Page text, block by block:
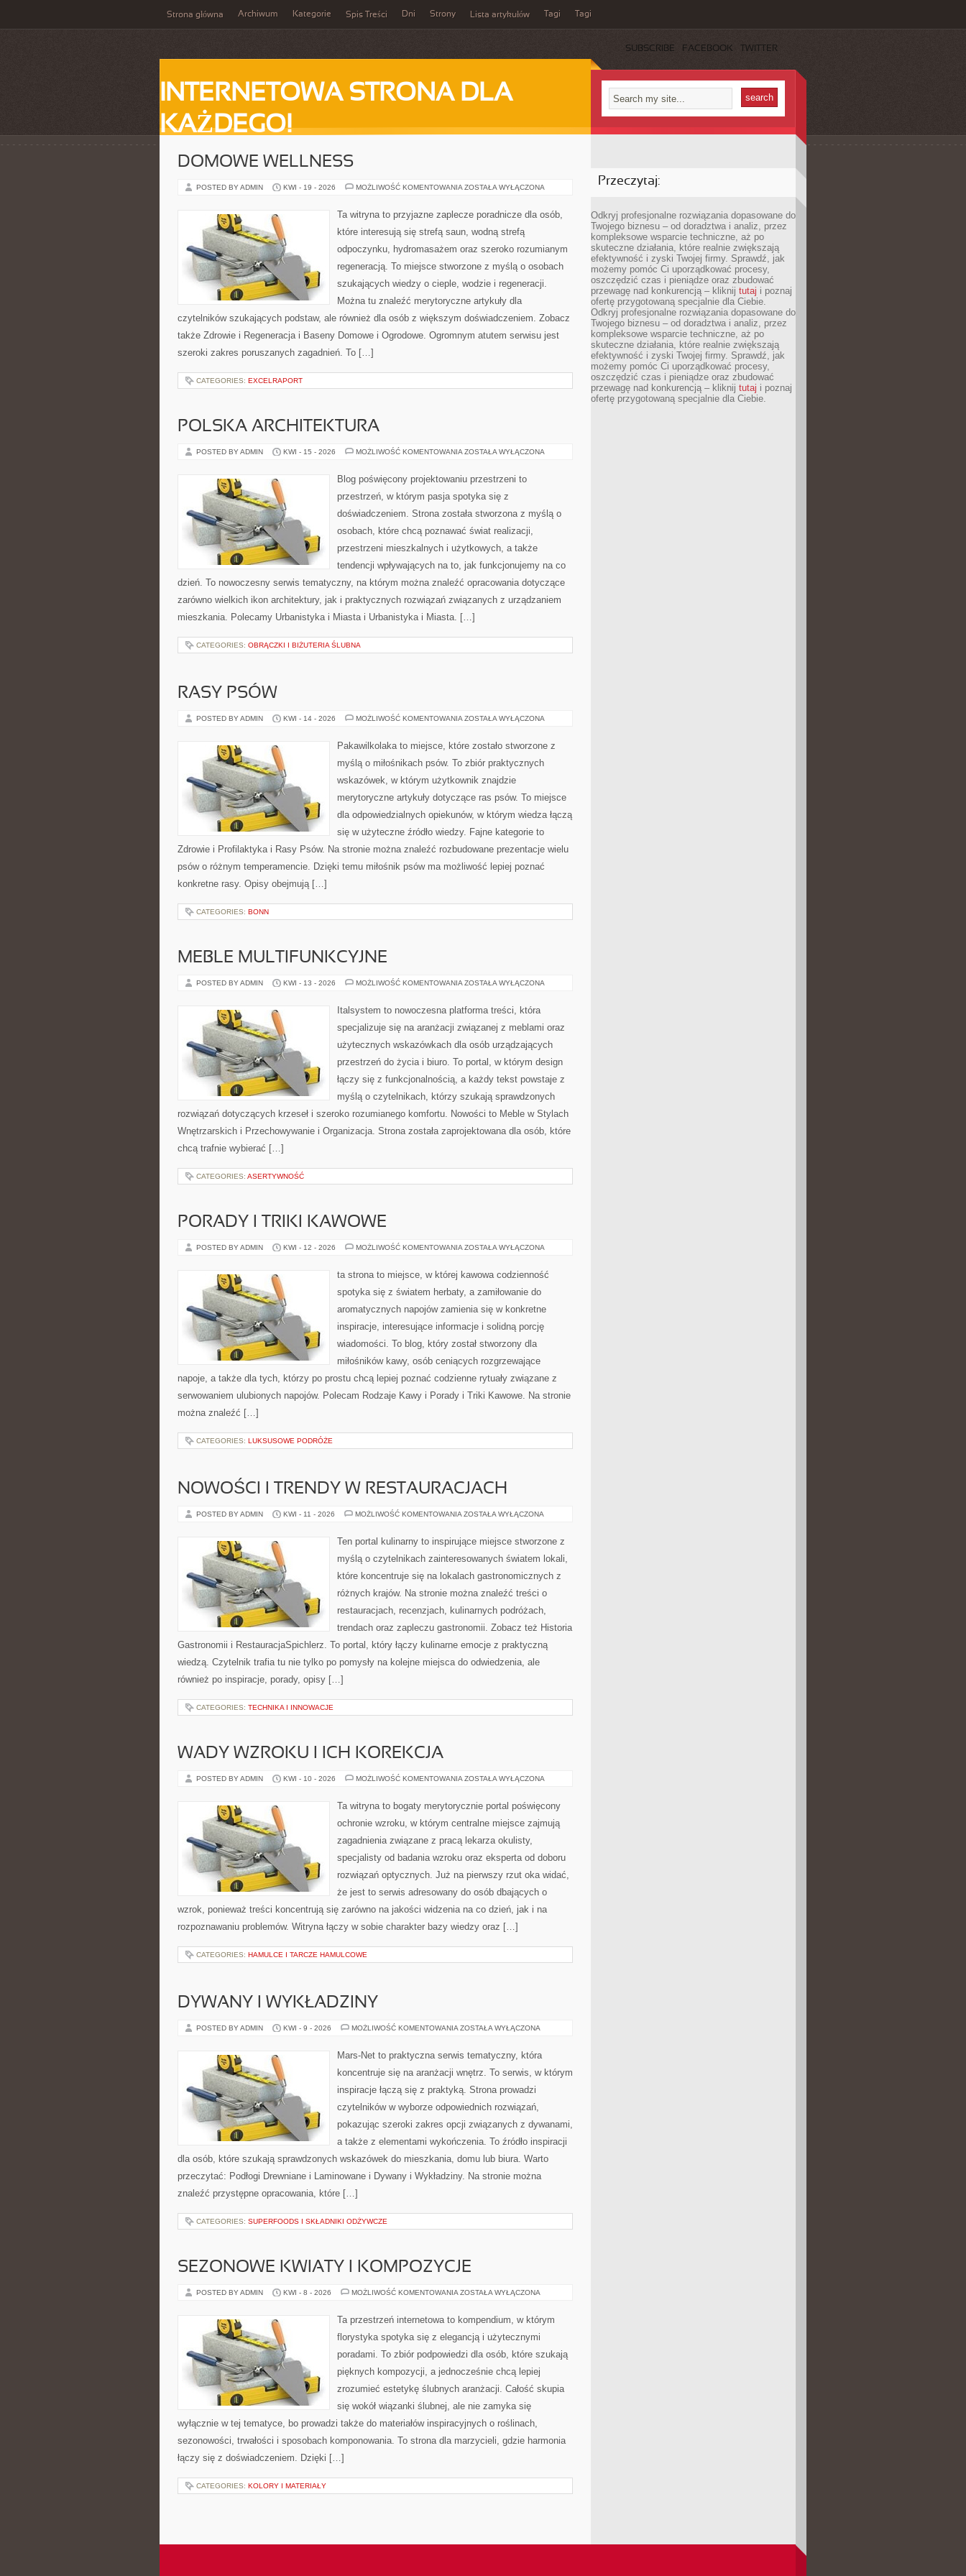
Strona główna Archiwum Kategorie Spis Treści Dni Strony Lista artykułów Tagi Tagi
SUBSCRIBE FACEBOOK TWITTER
INTERNETOWA STRONA DLA
KAŻDEGO!
DOMOWE WELLNESS
POSTED BY ADMIN KWI - 19 - 2026 MOŻLIWOŚĆ KOMENTOWANIA DOMOWE
ZOSTAŁA WYŁĄCZONA
Ta witryna to przyjazne zaplecze poradnicze dla osób,
które interesują się strefą saun, wodną strefą
odpoczynku, hydromasażem oraz szeroko rozumianym
regeneracją. To miejsce stworzone z myślą o osobach
szukających wiedzy o cieple, wodzie i regeneracji.
Można tu znaleźć merytoryczne artykuły dla
czytelników szukających podstaw, ale również dla osób z większym doświadczeniem. Zobacz
także Zdrowie i Regeneracja i Baseny Domowe i Ogrodowe. Ogromnym atutem serwisu jest
szeroki zakres poruszanych zagadnień. To […]
CATEGORIES: EXCELRAPORT
POLSKA ARCHITEKTURA
POSTED BY ADMIN KWI - 15 - 2026 MOŻLIWOŚĆ KOMENTOWANIA POLSKA
ZOSTAŁA WYŁĄCZONA
Blog poświęcony projektowaniu przestrzeni to
przestrzeń, w którym pasja spotyka się z
doświadczeniem. Strona została stworzona z myślą o
osobach, które chcą poznawać świat realizacji,
przestrzeni mieszkalnych i użytkowych, a także
tendencji wpływających na to, jak funkcjonujemy na co
dzień. To nowoczesny serwis tematyczny, na którym można znaleźć opracowania dotyczące
zarówno wielkich ikon architektury, jak i praktycznych rozwiązań związanych z urządzaniem
mieszkania. Polecamy Urbanistyka i Miasta i Urbanistyka i Miasta. […]
CATEGORIES: OBRĄCZKI I BIŻUTERIA ŚLUBNA
RASY PSÓW
POSTED BY ADMIN KWI - 14 - 2026 MOŻLIWOŚĆ KOMENTOWANIA RASY
ZOSTAŁA WYŁĄCZONA
Pakawilkolaka to miejsce, które zostało stworzone z
myślą o miłośnikach psów. To zbiór praktycznych
wskazówek, w którym użytkownik znajdzie
merytoryczne artykuły dotyczące ras psów. To miejsce
dla odpowiedzialnych opiekunów, w którym wiedza łączą
się w użyteczne źródło wiedzy. Fajne kategorie to
Zdrowie i Profilaktyka i Rasy Psów. Na stronie można znaleźć rozbudowane prezentacje wielu
psów o różnym temperamencie. Dzięki temu miłośnik psów ma możliwość lepiej poznać
konkretne rasy. Opisy obejmują […]
CATEGORIES: BONN
MEBLE MULTIFUNKCYJNE
POSTED BY ADMIN KWI - 13 - 2026 MOŻLIWOŚĆ KOMENTOWANIA MEBLE
ZOSTAŁA WYŁĄCZONA
Italsystem to nowoczesna platforma treści, która
specjalizuje się na aranżacji związanej z meblami oraz
użytecznych wskazówkach dla osób urządzających
przestrzeń do życia i biuro. To portal, w którym design
łączy się z funkcjonalnością, a każdy tekst powstaje z
myślą o czytelnikach, którzy szukają sprawdzonych
rozwiązań dotyczących krzeseł i szeroko rozumianego komfortu. Nowości to Meble w Stylach
Wnętrzarskich i Przechowywanie i Organizacja. Strona została zaprojektowana dla osób, które
chcą trafnie wybierać […]
CATEGORIES: ASERTYWNOŚĆ
PORADY I TRIKI KAWOWE
POSTED BY ADMIN KWI - 12 - 2026 MOŻLIWOŚĆ KOMENTOWANIA PORADY
ZOSTAŁA WYŁĄCZONA
ta strona to miejsce, w której kawowa codzienność
spotyka się z światem herbaty, a zamiłowanie do
aromatycznych napojów zamienia się w konkretne
inspiracje, interesujące informacje i solidną porcję
wiadomości. To blog, który został stworzony dla
miłośników kawy, osób ceniących rozgrzewające
napoje, a także dla tych, którzy po prostu chcą lepiej poznać codzienne rytuały związane z
serwowaniem ulubionych napojów. Polecam Rodzaje Kawy i Porady i Triki Kawowe. Na stronie
można znaleźć […]
CATEGORIES: LUKSUSOWE PODRÓŻE
NOWOŚCI I TRENDY W RESTAURACJACH
POSTED BY ADMIN KWI - 11 - 2026 MOŻLIWOŚĆ KOMENTOWANIA NOWOŚCI
RESTAURACJACH
ZOSTAŁA WYŁĄCZONA
Ten portal kulinarny to inspirujące miejsce stworzone z
myślą o czytelnikach zainteresowanych światem lokali,
które koncentruje się na lokalach gastronomicznych z
różnych krajów. Na stronie można znaleźć treści o
restauracjach, recenzjach, kulinarnych podróżach,
trendach oraz zapleczu gastronomii. Zobacz też Historia
Gastronomii i RestauracjaSpichlerz. To portal, który łączy kulinarne emocje z praktyczną
wiedzą. Czytelnik trafia tu nie tylko po pomysły na kolejne miejsca do odwiedzenia, ale
również po inspiracje, porady, opisy […]
CATEGORIES: TECHNIKA I INNOWACJE
WADY WZROKU I ICH KOREKCJA
POSTED BY ADMIN KWI - 10 - 2026 MOŻLIWOŚĆ KOMENTOWANIA WADY
KOREKCJA
ZOSTAŁA WYŁĄCZONA
Ta witryna to bogaty merytorycznie portal poświęcony
ochronie wzroku, w którym centralne miejsce zajmują
zagadnienia związane z pracą lekarza okulisty,
specjalisty od badania wzroku oraz eksperta od doboru
rozwiązań optycznych. Już na pierwszy rzut oka widać,
że jest to serwis adresowany do osób dbających o
wzrok, ponieważ treści koncentrują się zarówno na jakości widzenia na co dzień, jak i na
rozpoznawaniu problemów. Witryna łączy w sobie charakter bazy wiedzy oraz […]
CATEGORIES: HAMULCE I TARCZE HAMULCOWE
DYWANY I WYKŁADZINY
POSTED BY ADMIN KWI - 9 - 2026 MOŻLIWOŚĆ KOMENTOWANIA DYWANY
ZOSTAŁA WYŁĄCZONA
Mars-Net to praktyczna serwis tematyczny, która
koncentruje się na aranżacji wnętrz. To serwis, w którym
inspiracje łączą się z praktyką. Strona prowadzi
czytelników w wyborze odpowiednich rozwiązań,
pokazując szeroki zakres opcji związanych z dywanami,
a także z elementami wykończenia. To źródło inspiracji
dla osób, które szukają sprawdzonych wskazówek do mieszkania, domu lub biura. Warto
przeczytać: Podłogi Drewniane i Laminowane i Dywany i Wykładziny. Na stronie można
znaleźć przystępne opracowania, które […]
CATEGORIES: SUPERFOODS I SKŁADNIKI ODŻYWCZE
SEZONOWE KWIATY I KOMPOZYCJE
POSTED BY ADMIN KWI - 8 - 2026 MOŻLIWOŚĆ KOMENTOWANIA SEZONOWE
KOMPOZYCJE
ZOSTAŁA WYŁĄCZONA
Ta przestrzeń internetowa to kompendium, w którym
florystyka spotyka się z elegancją i użytecznymi
poradami. To zbiór podpowiedzi dla osób, które szukają
pięknych kompozycji, a jednocześnie chcą lepiej
zrozumieć estetykę ślubnych aranżacji. Całość skupia
się wokół wiązanki ślubnej, ale nie zamyka się
wyłącznie w tej tematyce, bo prowadzi także do materiałów inspiracyjnych o roślinach,
sezonowości, trwałości i sposobach komponowania. To strona dla marzycieli, gdzie harmonia
łączy się z doświadczeniem. Dzięki […]
CATEGORIES: KOLORY I MATERIAŁY
Przeczytaj:
Odkryj profesjonalne rozwiązania dopasowane do
Twojego biznesu – od doradztwa i analiz, przez
kompleksowe wsparcie techniczne, aż po
skuteczne działania, które realnie zwiększają
efektywność i zyski Twojej firmy. Sprawdź, jak
możemy pomóc Ci uporządkować procesy,
oszczędzić czas i pieniądze oraz zbudować
przewagę nad konkurencją – kliknij tutaj i poznaj
ofertę przygotowaną specjalnie dla Ciebie.
Odkryj profesjonalne rozwiązania dopasowane do
Twojego biznesu – od doradztwa i analiz, przez
kompleksowe wsparcie techniczne, aż po
skuteczne działania, które realnie zwiększają
efektywność i zyski Twojej firmy. Sprawdź, jak
możemy pomóc Ci uporządkować procesy,
oszczędzić czas i pieniądze oraz zbudować
przewagę nad konkurencją – kliknij tutaj i poznaj
ofertę przygotowaną specjalnie dla Ciebie.